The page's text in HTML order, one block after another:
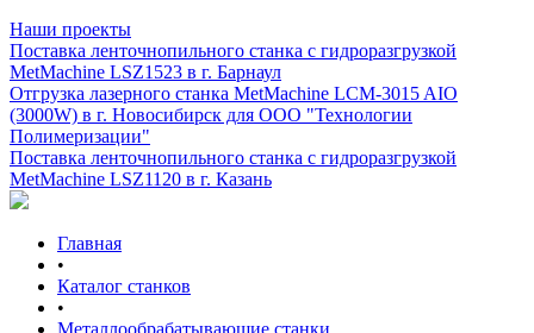
Наши проекты
Поставка ленточнопильного станка c гидроразгрузкой
MetMachine LSZ1523 в г. Барнаул
Отгрузка лазерного станка MetMachine LCM-3015 AIO
(3000W) в г. Новосибирск для ООО "Технологии
Полимеризации"
Поставка ленточнопильного станка c гидроразгрузкой
MetMachine LSZ1120 в г. Казань
Главная
•
Каталог станков
•
Металлообрабатывающие станки